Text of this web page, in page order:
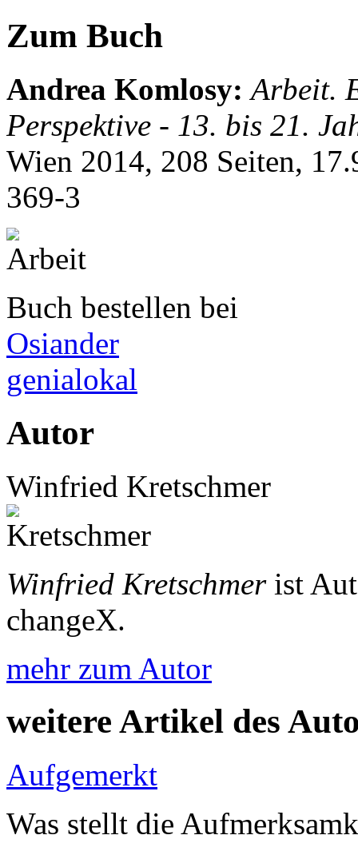
Zum Buch
Andrea Komlosy: Arbeit.
Perspektive - 13. bis 21.
Wien 2014, 208 Seiten,
369-3
Buch bestellen bei
Osiander
genialokal
Autor
Winfried Kretschmer
Winfried Kretschmerist
changeX.
mehr zum Autor
weitere Artikel des
Aufgemerkt
Was stellt die